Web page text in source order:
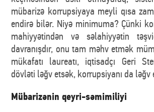
mübarizə korrupsiyaya meyli qısa
endirə bilər. Niyə minimuma? Çünki
mahiyyətindən və səlahiyyətin
davranışdır, onu tam məhv etmək
mükafatı laureatı, iqtisadçı Geri
dövləti ləğv etsək, korrupsiyanı da ləğv
Mübarizənin qeyri-səmimiliyi